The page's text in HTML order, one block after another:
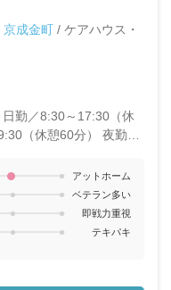
京成金町 / ケアハウス・
日勤／8:30～17:30（休
（休憩60分）
夜勤／
アットホーム
ベテラン多い
即戦力重視
テキパキ